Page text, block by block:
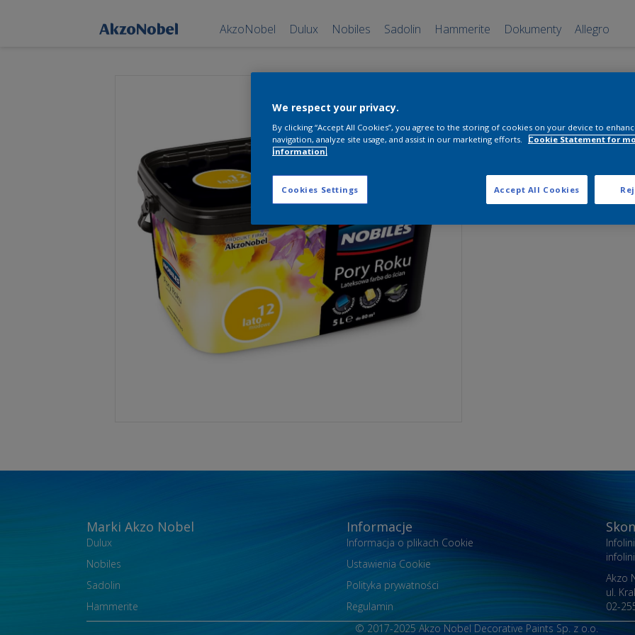
AkzoNobel Dulux Nobiles Sadolin Hammerite Dokumenty Allegro
Lato
5L
Pobierz
Marki Akzo Nobel
Dulux
Nobiles
Sadolin
Hammerite
Informacje
Informacja o plikach Cookie
Ustawienia Cookie
Polityka prywatności
Regulamin
Akzo
ul.
02-
© 2017-2025 Akzo Nobel Decorative Paints Sp. z o.o.
We respect your privacy.
By clicking “Accept All Cookies”, you agree to the storing of cookies on your device to
navigation, analyze site usage, and assist in our marketing efforts.
Cookie Statement for
information.
Cookies Settings Accept All Cookies